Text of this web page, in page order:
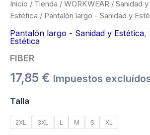
Inicio / Tienda / WORKWEAR / Sanidad y
Estética / Pantalón largo - Sanidad y
Pantalón largo - Sanidad y Estética,
Estética
FIBER
17,85 € Impuestos
Talla
2XL 3XL L M S XL